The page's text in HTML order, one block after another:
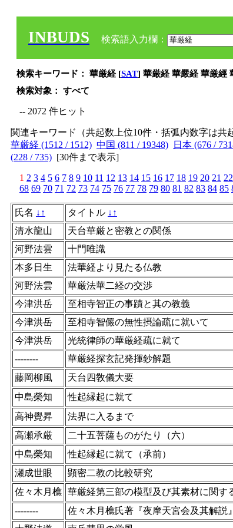
INBUDS 検索語入力欄：
検索キーワード： 華厳経 [SAT] 華厳経 華嚴経 華厳經
検索対象： すべて
-- 2072 件ヒット
関連キーワード（共起数上位10件・括弧内数字は
華厳経 (1512 / 1512) 中国 (811 / 19348) 日本 (676 /
(228 / 735) [30件まで表示]
1 2 3 4 5 6 7 8 9 10 11 12 13 14 15 16 17 18 19 20 21 22
68 69 70 71 72 73 74 75 76 77 78 79 80 81 82 83 84 85
氏名 ↓ ↑ タイトル ↓ ↑
清水龍山
天台華厳と密教との関係
河野法雲
十門唯識
本多日生
法華経より見たる仏教
河野法雲
華厳法華二経の交渉
今津洪岳
至相寺智正の事蹟と其の教義
今津洪岳
至相寺智儼の無性摂論疏に就いて
今津洪岳
光統律師の華厳経疏に就て
--------
華厳経探玄記発揮鈔解題
藤岡柳風
天台四敎儀大要
中島榮知
性起縁起に就て
高神覺昇
法界に入るまで
高瀬承厳
二十五菩薩ものがたり（六）
中島榮知
性起縁起に就て（承前）
瀬成世眼
顕密二教の比較研究
佐々木月樵 華厳経第三部の模型及び其素材に関す
--------
佐々木月樵氏著『夜摩天宮会及其解説』